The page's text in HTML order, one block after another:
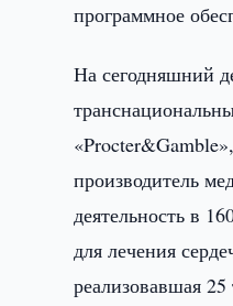
программное
На сегодняшний
производитель
деятельность в
для лечения
реализовавшая